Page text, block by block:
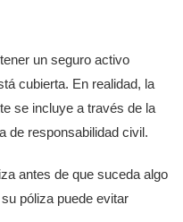
un seguro activo
cubierta. En realidad, la
se incluye a través de la
de responsabilidad civil.
antes de que suceda algo
póliza puede evitar